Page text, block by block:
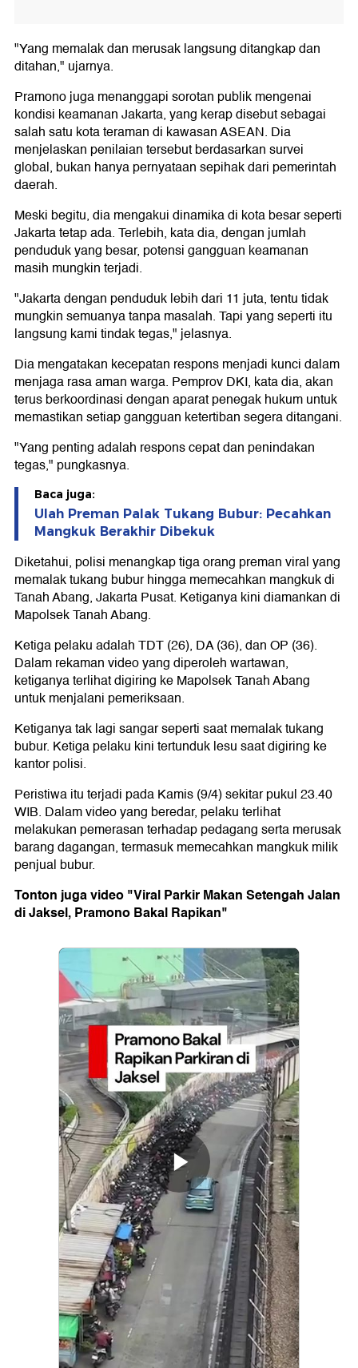
"Yang memalak dan merusak langsung ditangkap dan
ditahan," ujarnya.
Pramono juga menanggapi sorotan publik mengenai
kondisi keamanan Jakarta, yang kerap disebut sebagai
salah satu kota teraman di kawasan ASEAN. Dia
menjelaskan penilaian tersebut berdasarkan survei
global, bukan hanya pernyataan sepihak dari pemerintah
daerah.
Meski begitu, dia mengakui dinamika di kota besar seperti
Jakarta tetap ada. Terlebih, kata dia, dengan jumlah
penduduk yang besar, potensi gangguan keamanan
masih mungkin terjadi.
"Jakarta dengan penduduk lebih dari 11 juta, tentu tidak
mungkin semuanya tanpa masalah. Tapi yang seperti itu
langsung kami tindak tegas," jelasnya.
Dia mengatakan kecepatan respons menjadi kunci dalam
menjaga rasa aman warga. Pemprov DKI, kata dia, akan
terus berkoordinasi dengan aparat penegak hukum untuk
memastikan setiap gangguan ketertiban segera ditangani.
"Yang penting adalah respons cepat dan penindakan
tegas," pungkasnya.
Baca juga:
Ulah Preman Palak Tukang Bubur: Pecahkan
Mangkuk Berakhir Dibekuk
Diketahui, polisi menangkap tiga orang preman viral yang
memalak tukang bubur hingga memecahkan mangkuk di
Tanah Abang, Jakarta Pusat. Ketiganya kini diamankan di
Mapolsek Tanah Abang.
Ketiga pelaku adalah TDT (26), DA (36), dan OP (36).
Dalam rekaman video yang diperoleh wartawan,
ketiganya terlihat digiring ke Mapolsek Tanah Abang
untuk menjalani pemeriksaan.
Ketiganya tak lagi sangar seperti saat memalak tukang
bubur. Ketiga pelaku kini tertunduk lesu saat digiring ke
kantor polisi.
Peristiwa itu terjadi pada Kamis (9/4) sekitar pukul 23.40
WIB. Dalam video yang beredar, pelaku terlihat
melakukan pemerasan terhadap pedagang serta merusak
barang dagangan, termasuk memecahkan mangkuk milik
penjual bubur.
Tonton juga video "Viral Parkir Makan Setengah Jalan
di Jaksel, Pramono Bakal Rapikan"